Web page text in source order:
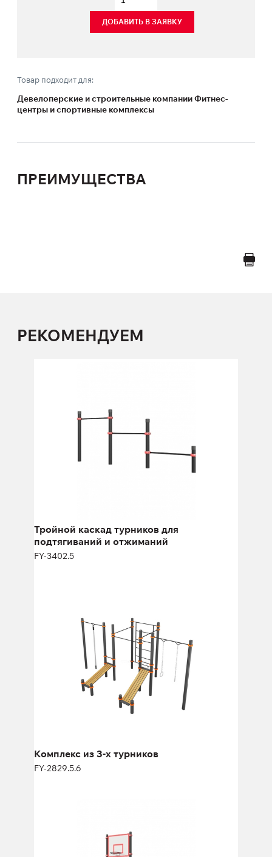
ДОБАВИТЬ В ЗАЯВКУ
Товар подходит для:
Девелоперские и строительные компании Фитнес-
центры и спортивные комплексы
ПРЕИМУЩЕСТВА
РЕКОМЕНДУЕМ
Тройной каскад турников для
подтягиваний и отжиманий
FY-3402.5
400 см
150 см
Комплекс из 3-х турников
FY-2829.5.6